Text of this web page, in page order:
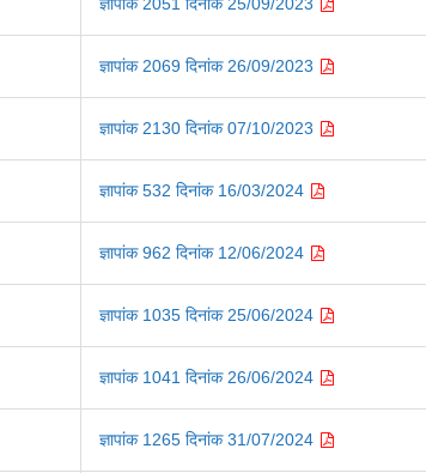
ज्ञापांक 2069 दिनांक 26/09/2023
ज्ञापांक 2130 दिनांक 07/10/2023
ज्ञापांक 532 दिनांक 16/03/2024
ज्ञापांक 962 दिनांक 12/06/2024
ज्ञापांक 1035 दिनांक 25/06/2024
ज्ञापांक 1041 दिनांक 26/06/2024
ज्ञापांक 1265 दिनांक 31/07/2024